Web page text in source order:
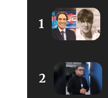
1
2